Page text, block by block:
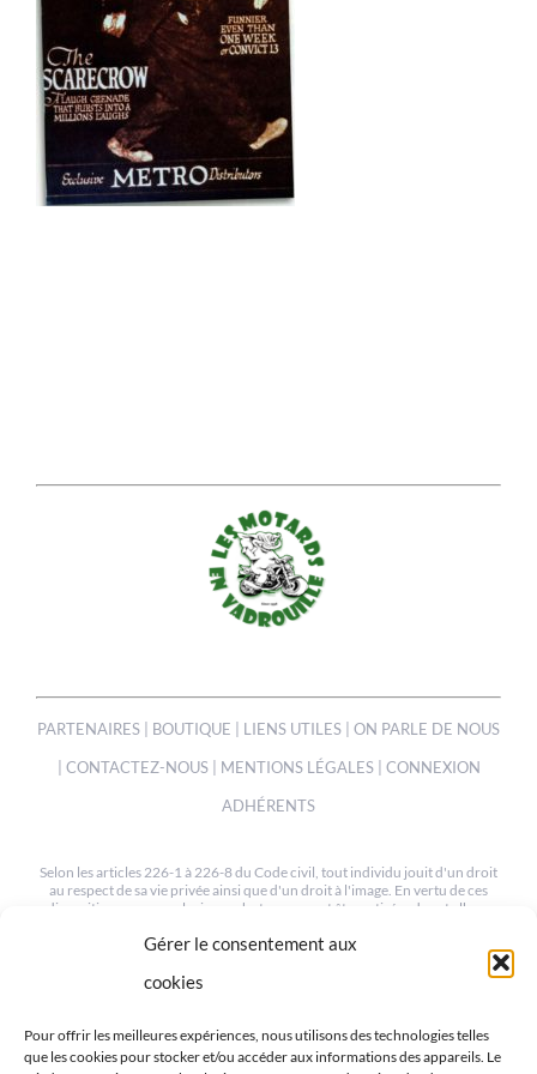
Gérer le consentement aux
cookies
Pour offrir les meilleures expériences, nous utilisons des technologies telles
que les cookies pour stocker et/ou accéder aux informations des appareils. Le
PARTENAIRES BOUTIQUE LIENS UTILES
ON PARLE DE NOUS
CONTACTEZ-NOUS| MENTIONS LÉGALES| CONNEXION
ADHÉRENTS
Selon les articles 226-1 à 226-8 du Code civil, tout individu jouit d'un droit
au respect de sa vie privée ainsi que d'un droit à l'image. En vertu de ces
dispositions, une ou plusieurs photos peuvent être retirées de cet album
mev.95@orange.fr